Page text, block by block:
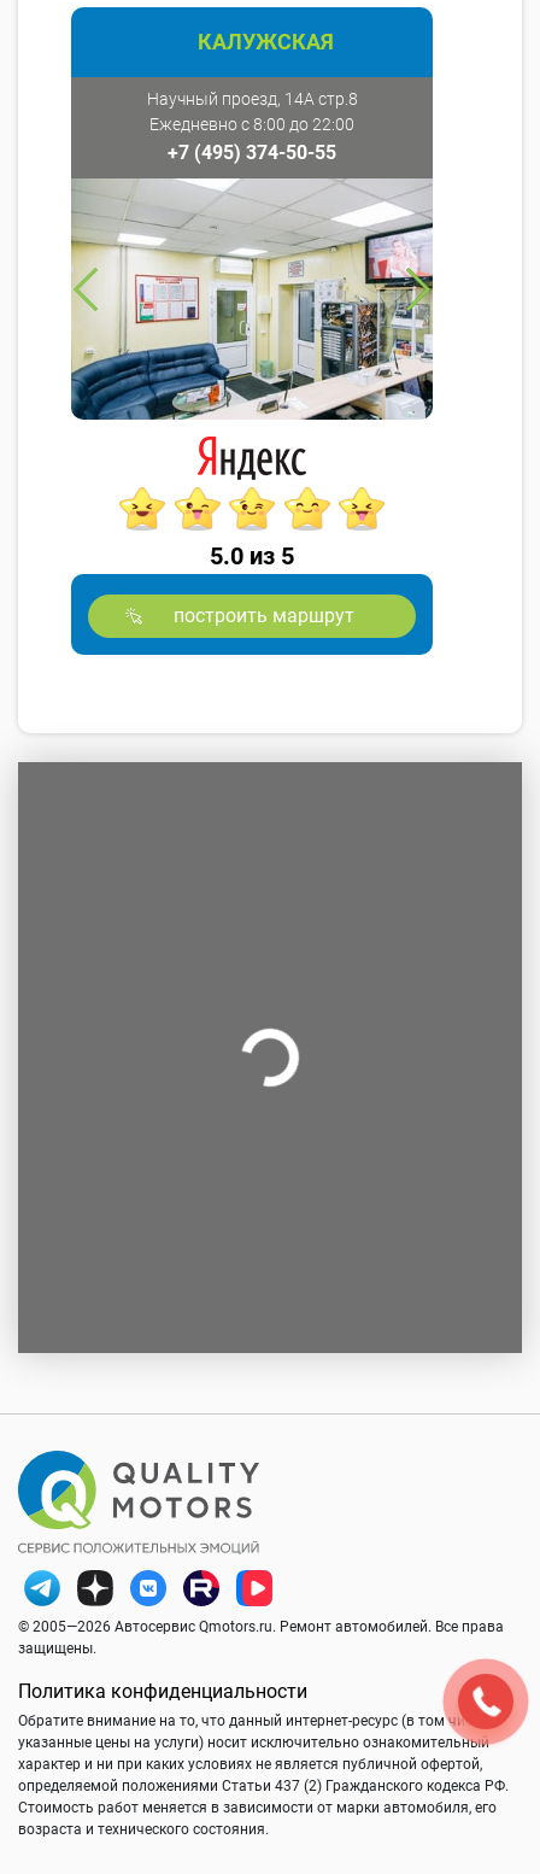
КАЛУЖСКАЯ
Научный проезд, 14А стр.8
Ежедневно с 8:00 до 22:00
+7 (495) 374-50-55
5.0 из 5
построить маршрут
© 2005—2026 Автосервис Qmotors.ru. Ремонт автомобилей. Все права
защищены.
Политика конфиденциальности
Обратите внимание на то, что данный интернет-ресурс (в том числе
указанные цены на услуги) носит исключительно ознакомительный
характер и ни при каких условиях не является публичной офертой,
определяемой положениями Статьи 437 (2) Гражданского кодекса РФ.
Стоимость работ меняется в зависимости от марки автомобиля, его
возраста и технического состояния.